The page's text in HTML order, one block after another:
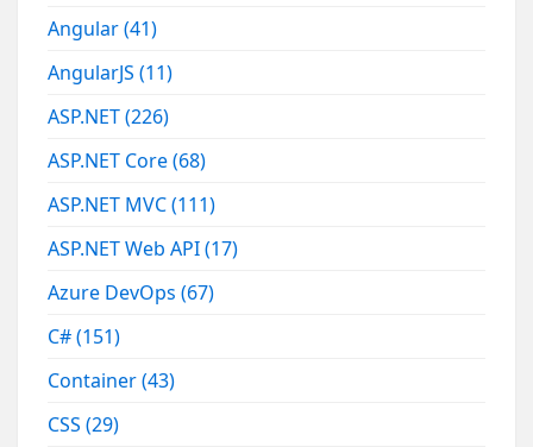
Angular(41)
AngularJS(11)
ASP.NET(226)
ASP.NET Core(68)
ASP.NET MVC(111)
ASP.NET Web API(17)
Azure DevOps(67)
C#(151)
Container(43)
CSS(29)